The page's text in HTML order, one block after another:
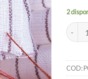
2
COD: